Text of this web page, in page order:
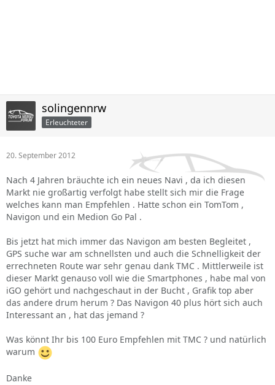
solingennrw
Erleuchteter
20. September 2012
Nach 4 Jahren bräuchte ich ein neues Navi , da ich diesen
Markt nie großartig verfolgt habe stellt sich mir die Frage
welches kann man Empfehlen . Hatte schon ein TomTom ,
Navigon und ein Medion Go Pal .
Bis jetzt hat mich immer das Navigon am besten Begleitet ,
GPS suche war am schnellsten und auch die Schnelligkeit der
errechneten Route war sehr genau dank TMC . Mittlerweile ist
dieser Markt genauso voll wie die Smartphones , habe mal von
iGO gehört und nachgeschaut in der Bucht , Grafik top aber
das andere drum herum ? Das Navigon 40 plus hört sich auch
Interessant an , hat das jemand ?
Was könnt Ihr bis 100 Euro Empfehlen mit TMC ? und natürlich
warum
Danke